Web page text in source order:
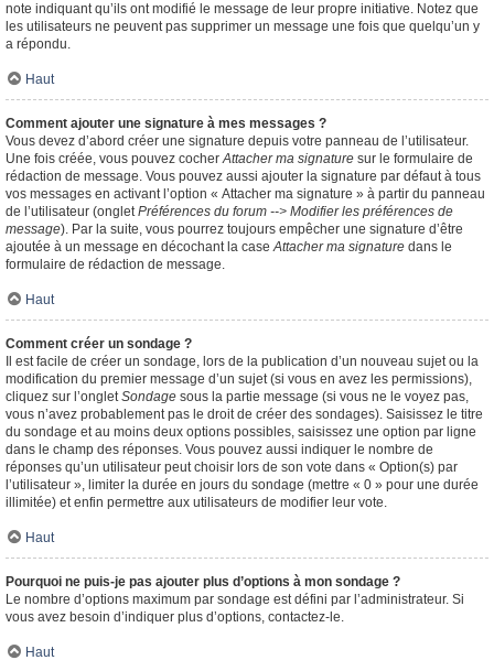
note indiquant qu’ils ont modifié le message de leur propre initiative. Notez que
les utilisateurs ne peuvent pas supprimer un message une fois que quelqu’un y
a répondu.
Haut
Comment ajouter une signature à mes messages ?
Vous devez d’abord créer une signature depuis votre panneau de l’utilisateur.
Une fois créée, vous pouvez cocherAttacher ma signature sur le formulaire de
rédaction de message. Vous pouvez aussi ajouter la signature par défaut à tous
vos messages en activant l’option « Attacher ma signature » à partir du panneau
de l’utilisateur (ongletPréférences du forum --> Modifier les préférences de
message). Par la suite, vous pourrez toujours empêcher une signature d’être
ajoutée à un message en décochant la caseAttacher ma signature dans le
formulaire de rédaction de message.
Haut
Comment créer un sondage ?
Il est facile de créer un sondage, lors de la publication d’un nouveau sujet ou la
modification du premier message d’un sujet (si vous en avez les permissions),
cliquez sur l’ongletSondage sous la partie message (si vous ne le voyez pas,
vous n’avez probablement pas le droit de créer des sondages). Saisissez le titre
du sondage et au moins deux options possibles, saisissez une option par ligne
dans le champ des réponses. Vous pouvez aussi indiquer le nombre de
réponses qu’un utilisateur peut choisir lors de son vote dans « Option(s) par
l’utilisateur », limiter la durée en jours du sondage (mettre « 0 » pour une durée
illimitée) et enfin permettre aux utilisateurs de modifier leur vote.
Haut
Pourquoi ne puis-je pas ajouter plus d’options à mon sondage ?
Le nombre d’options maximum par sondage est défini par l’administrateur. Si
vous avez besoin d’indiquer plus d’options, contactez-le.
Haut